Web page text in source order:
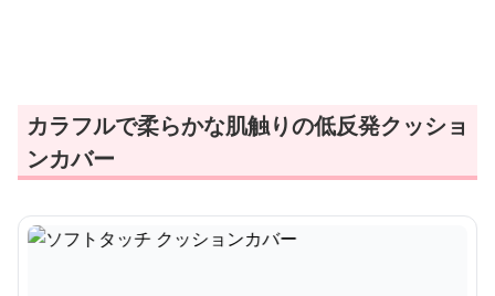
カラフルで柔らかな肌触りの低反発クッショ
ンカバー